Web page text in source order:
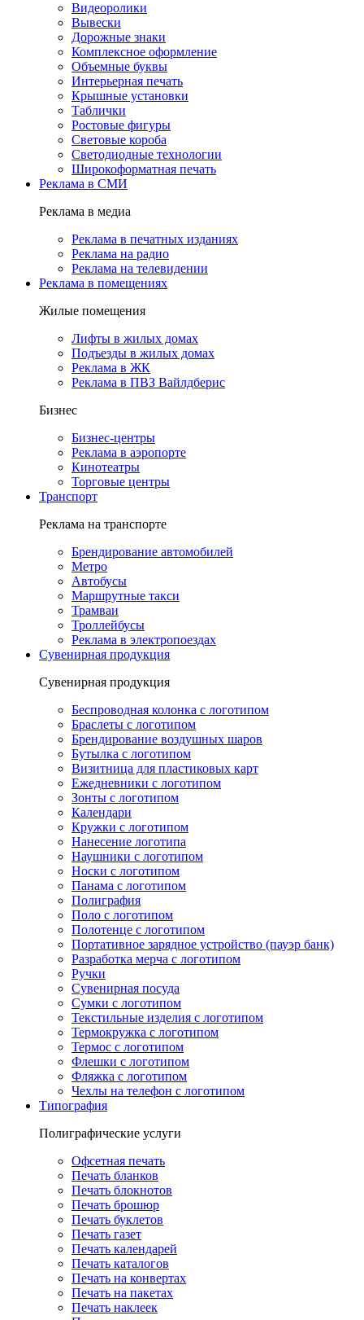
Видеоролики
Вывески
Дорожные знаки
Комплексное оформление
Объемные буквы
Интерьерная печать
Крышные установки
Таблички
Ростовые фигуры
Световые короба
Светодиодные технологии
Широкоформатная печать
Реклама в СМИ
Реклама в медиа
Реклама в печатных изданиях
Реклама на радио
Реклама на телевидении
Реклама в помещениях
Жилые помещения
Лифты в жилых домах
Подъезды в жилых домах
Реклама в ЖК
Реклама в ПВЗ Вайлдберис
Бизнес
Бизнес-центры
Реклама в аэропорте
Кинотеатры
Торговые центры
Транспорт
Реклама на транспорте
Брендирование автомобилей
Метро
Автобусы
Маршрутные такси
Трамваи
Троллейбусы
Реклама в электропоездах
Сувенирная продукция
Сувенирная продукция
Беспроводная колонка с логотипом
Браслеты с логотипом
Брендирование воздушных шаров
Бутылка с логотипом
Визитница для пластиковых карт
Ежедневники с логотипом
Зонты с логотипом
Календари
Кружки с логотипом
Нанесение логотипа
Наушники с логотипом
Носки с логотипом
Панама с логотипом
Полиграфия
Поло с логотипом
Полотенце с логотипом
Портативное зарядное устройство (пауэр банк)
Разработка мерча с логотипом
Ручки
Сувенирная посуда
Сумки с логотипом
Текстильные изделия с логотипом
Термокружка с логотипом
Термос с логотипом
Флешки с логотипом
Фляжка с логотипом
Чехлы на телефон с логотипом
Типография
Полиграфические услуги
Офсетная печать
Печать бланков
Печать блокнотов
Печать брошюр
Печать буклетов
Печать газет
Печать календарей
Печать каталогов
Печать на конвертах
Печать на пакетах
Печать наклеек